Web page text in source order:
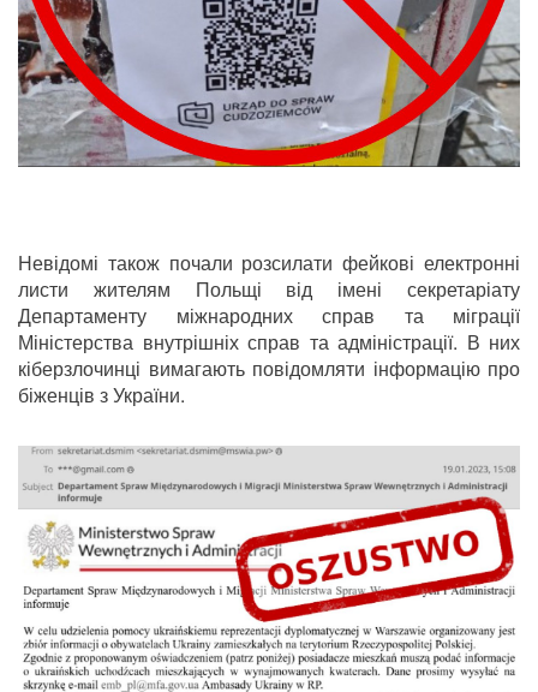
Невідомі також почали розсилати фейкові електронні
листи жителям Польщі від імені секретаріату
Департаменту міжнародних справ та міграції
Міністерства внутрішніх справ та адміністрації. В них
кіберзлочинці вимагають повідомляти інформацію про
біженців з України.